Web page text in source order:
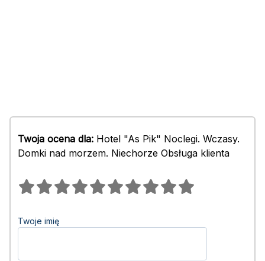
Twoja ocena dla: Hotel "As Pik" Noclegi. Wczasy.
Domki nad morzem. Niechorze Obsługa klienta
Twoje imię